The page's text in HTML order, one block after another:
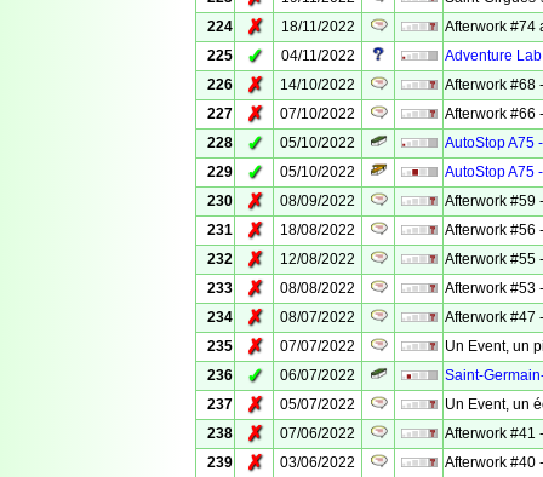
224
✗ 18/11/2022
Afterwork #74
225
✓ 04/11/2022
Adventure
226
✗ 14/10/2022
Afterwork #68
227
✗ 07/10/2022
Afterwork #66
228
✓ 05/10/2022
AutoStop A75
229
✓ 05/10/2022
AutoStop A75
230
✗ 08/09/2022
Afterwork #59
231
✗ 18/08/2022
Afterwork #56
232
✗ 12/08/2022
Afterwork #55
233
✗ 08/08/2022
Afterwork #53
234
✗ 08/07/2022
Afterwork #47
235
✗ 07/07/2022
Un Event, un
236
✓ 06/07/2022
Saint-
237
✗ 05/07/2022
Un Event, un
238
✗ 07/06/2022
Afterwork #41
239
✗ 03/06/2022
Afterwork #40